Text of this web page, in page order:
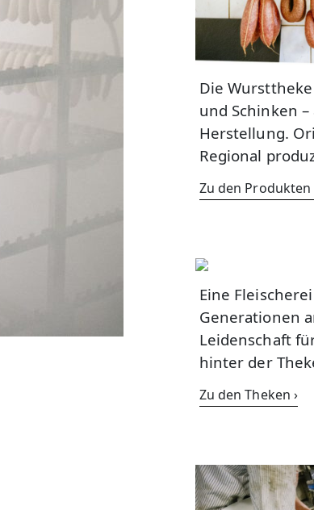
Die
und Schinken
Herstellung.
Regional
Zu den Produkten
Eine
Generationen
Leidenschaft
hinter der
Zu den Theken ›